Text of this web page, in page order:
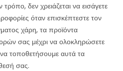
δεν χρειάζεται να εισάγετε
όταν επισκέπτεστε τον
χάρη, τα προϊόντα
σας μέχρι να ολοκληρώσετε
τοποθετήσουμε αυτά τα
σας.